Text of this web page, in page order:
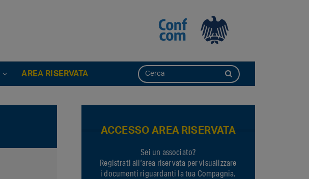
AREA RISERVATA
ACCESSO AREA RISERVATA
Sei un associato?
Registrati all’area riservata per visualizzare
i documenti riguardanti la tua Compagnia.